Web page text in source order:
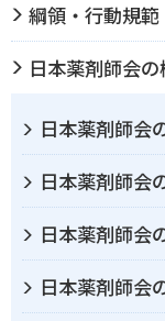
綱領・行動規範
日本薬剤師会
日本薬剤師会
日本薬剤師会
日本薬剤師会
日本薬剤師会